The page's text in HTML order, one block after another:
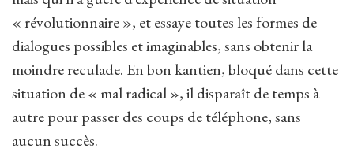
« révolutionnaire », et essaye toutes les formes de
dialogues possibles et imaginables, sans obtenir la
moindre reculade. En bon kantien, bloqué dans cette
situation de « mal radical », il disparaît de temps à
autre pour passer des coups de téléphone, sans
aucun succès.